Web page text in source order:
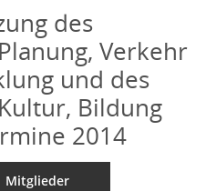
des
Verkehr
und des
Bildung
2014
Mitglieder